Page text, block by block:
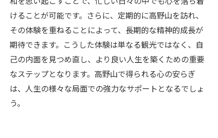
けることが可能です。さらに、定期的に高野山を訪れ、
その体験を重ねることによって、長期的な精神的成長が
期待できます。こうした体験は単なる観光ではなく、自
己の内面を見つめ直し、より良い人生を築くための重要
なステップとなります。高野山で得られる心の安らぎ
は、人生の様々な局面での強力なサポートとなるでしょ
う。